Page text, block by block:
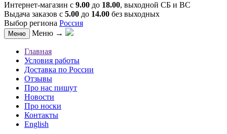
Интернет-магазин с 9.00 до 18.00, выходной СБ и ВС
Выдача заказов с 5.00 до 14.00 без выходных
Выбор региона Россия
Меню Меню →
Главная
Условия работы
Доставка по России
Отзывы
Про нас пишут
Новости
Про носки
Контакты
English